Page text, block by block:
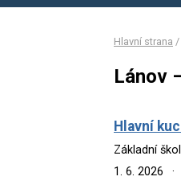
Hlavní strana /
Lánov
Hlavní
Základní
1. 6. 2026
·